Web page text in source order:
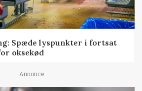
Spæde lyspunkter i fortsat
oksekød
Annonce